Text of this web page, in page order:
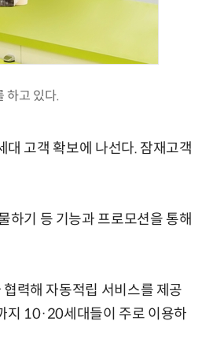
하고 있다.
고객 확보에 나선다. 잠재고객
하기 등 기능과 프로모션을 통해
력해 자동적립 서비스를 제공
지 10·20세대들이 주로 이용하